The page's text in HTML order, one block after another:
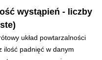
wystąpień - liczby
układ powtarzalności
ilość padnięć w danym